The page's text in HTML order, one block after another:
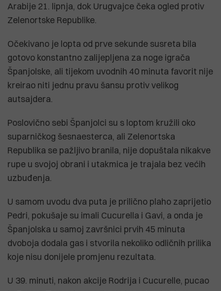
Arabije 21. lipnja, dok Urugvajce čeka ogled protiv
Zelenortske Republike.
Očekivano je lopta od prve sekunde susreta bila
gotovo konstantno zalijepljena za noge igrača
Španjolske, ali tijekom uvodnih 40 minuta favorit nije
kreirao niti jednu pravu šansu protiv velikog
autsajdera.
Poslovično sebi Španjolci su s loptom kružili oko
suparničkog šesnaesterca, ali Zelenortska
Republika se pažljivo branila, nije dopuštala nikakve
rupe u svojoj obrani i utakmica je trajala bez većih
uzbuđenja.
U samom uvodu dva puta je prilično plaho zaprijetio
Pedri, pokušaje su imali Cucurella i Gavi, a onda je
Španjolska u samoj završnici prvih 45 minuta
dvoboja dodala gas i stvorila nekoliko odličnih prilika
koje nisu donijele promjenu rezultata.
U 39. minuti, nakon akcije Rodrija i Cucurelle, pucao